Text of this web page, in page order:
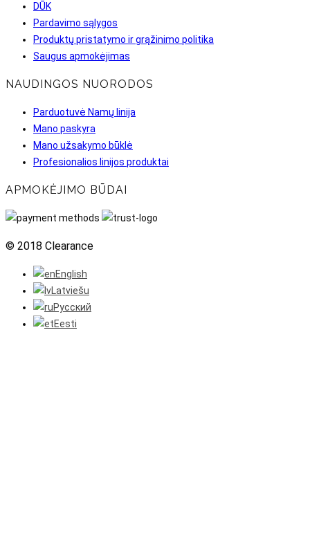
DŪK
Pardavimo sąlygos
Produktų pristatymo ir grąžinimo politika
Saugus apmokėjimas
NAUDINGOS NUORODOS
Parduotuvė Namų linija
Mano paskyra
Mano užsakymo būklė
Profesionalios linijos produktai
APMOKĖJIMO BŪDAI
© 2018 Clearance
English
Latviešu
Русский
Eesti